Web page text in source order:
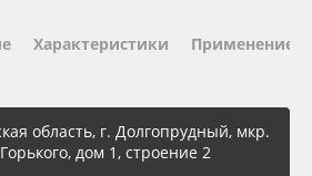
Характеристики Применение
область, г. Долгопрудный, мкр.
дом 1, строение 2